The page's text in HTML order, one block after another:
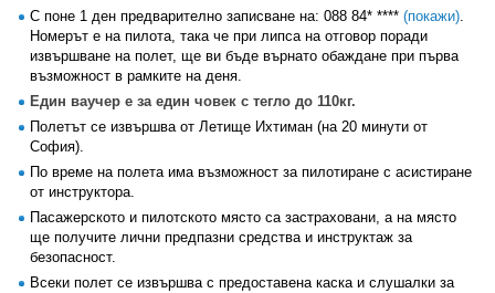
С поне 1 ден предварително записване на: 088 84* **** (покажи).
Номерът е на пилота, така че при липса на отговор поради
извършване на полет, ще ви бъде върнато обаждане при първа
възможност в рамките на деня.
Един ваучер е за един човек с тегло до 110кг.
Полетът се извършва от Летище Ихтиман (на 20 минути от
София).
По време на полета има възможност за пилотиране с асистиране
от инструктора.
Пасажерското и пилотското място са застраховани, а на място
ще получите лични предпазни средства и инструктаж за
безопасност.
Всеки полет се извършва с предоставена каска и слушалки за